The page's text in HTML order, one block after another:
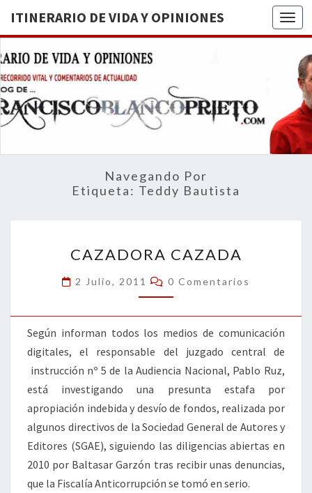
ITINERARIO DE VIDA Y OPINIONES
DE
BREVE
RECORRIDO
VITAL Y
ACTUALIDAD
Navegando Por
Etiqueta: Teddy Bautista
CAZADA
CAZADORA CAZADA
2 Julio, 2011 Comentarios
0 Comentarios
Según informan todos los medios de comunicación
digitales, el responsable del juzgado central de
instrucción nº 5 de la Audiencia Nacional, Pablo Ruz,
está investigando una presunta estafa por
apropiación indebida y desvío de fondos, realizada por
algunos directivos de la Sociedad General de Autores y
Editores (SGAE), siguiendo las diligencias abiertas en
2010 por Baltasar Garzón tras recibir unas denuncias,
que la Fiscalía Anticorrupción se tomó en serio.